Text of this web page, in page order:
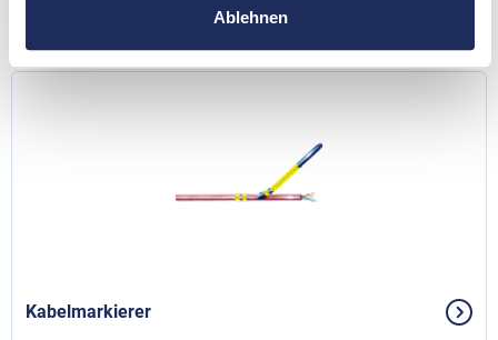
Ablehnen
Kabelmarkierer